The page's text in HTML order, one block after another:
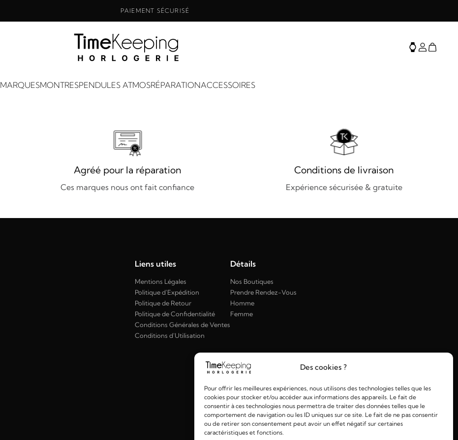
Des cookies ?
Pour offrir les meilleures expériences, nous utilisons des technologies telles que les
cookies pour stocker et/ou accéder aux informations des appareils. Le fait de
consentir à ces technologies nous permettra de traiter des données telles que le
comportement de navigation ou les ID uniques sur ce site. Le fait de ne pas consentir
ou de retirer son consentement peut avoir un effet négatif sur certaines
caractéristiques et fonctions.
PAIEMENT SÉCURISÉ
MARQUESMONTRESPENDULES ATMOSRÉPARATIONACCESSOIRES
Agréé pour la réparation
Ces marques nous ont fait confiance
Conditions de livraison
Expérience sécurisée & gratuite
Liens utiles
Mentions Légales
Politique d'Expédition
Politique de Retour
Politique de Confidentialité
Conditions Générales de Ventes
Conditions d'Utilisation
Détails
Nos Boutiques
Prendre Rendez-Vous
Homme
Femme